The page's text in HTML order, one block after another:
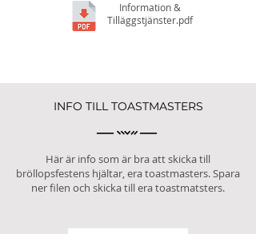
Information &
Tilläggstjänster.pdf
INFO TILL TOASTMASTERS
Här är info som är bra att skicka till
bröllopsfestens hjältar, era toastmasters. Spara
ner filen och skicka till era toastmatsters.